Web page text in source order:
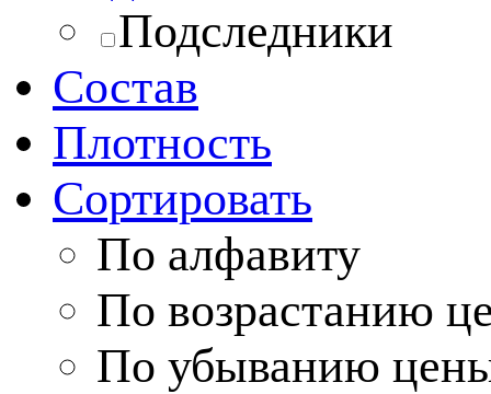
Подследники
Состав
Плотность
Сортировать
По алфавиту
По возрастанию
По убыванию